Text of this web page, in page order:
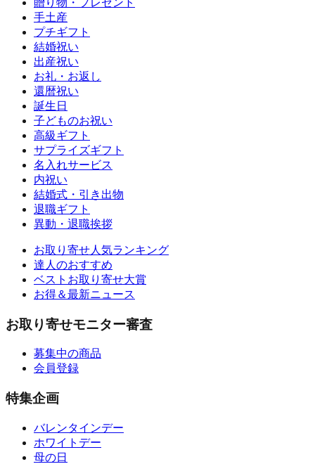
手土産
プチギフト
結婚祝い
出産祝い
お礼・お返し
還暦祝い
誕生日
子どものお祝い
高級ギフト
サプライズギフト
名入れサービス
内祝い
結婚式・引き出物
退職ギフト
異動・退職挨拶
お取り寄せ人気ランキング
達人のおすすめ
ベストお取り寄せ大賞
お得＆最新ニュース
お取り寄せモニター審査
募集中の商品
会員登録
特集企画
バレンタインデー
ホワイトデー
母の日